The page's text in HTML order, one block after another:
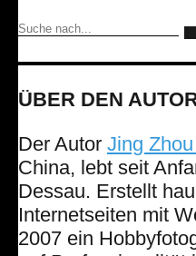
ÜBER DEN
Der Autor Jing Zhou
China, lebt seit
Dessau. Erstellt
Internetseiten mit
2007 ein